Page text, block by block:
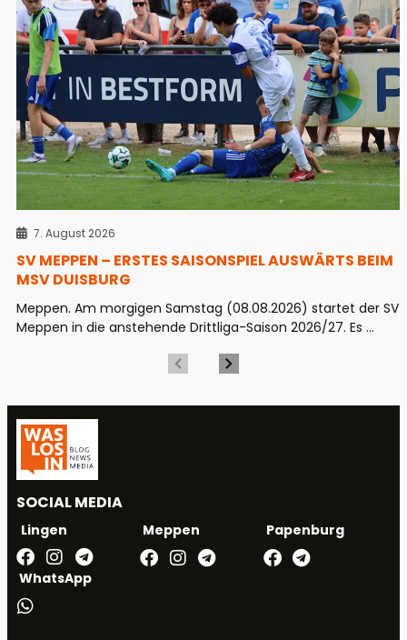
7. August 2026
SV MEPPEN – ERSTES SAISONSPIEL AUSWÄRTS BEIM
MSV DUISBURG
Meppen. Am morgigen Samstag (08.08.2026) startet der SV
Meppen in die anstehende Drittliga-Saison 2026/27. Es ...
SOCIAL MEDIA
Lingen Meppen Papenburg
WhatsApp